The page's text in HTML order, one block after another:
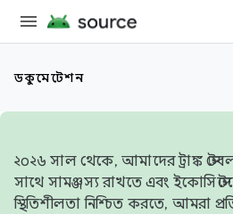
ডকুমেন্টেশন
২০২৬ সাল থেকে, আমাদের ট্রাঙ্ক
সাথে সামঞ্জস্য রাখতে এবং
স্থিতিশীলতা নিশ্চিত করতে, আমরা